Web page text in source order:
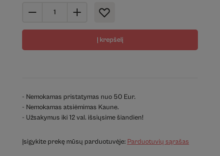
Į krepšelį
- Nemokamas pristatymas nuo 50 Eur.
- Nemokamas atsiėmimas Kaune.
- Užsakymus iki 12 val. išsiųsime šiandien!
Įsigykite prekę mūsų parduotuvėje: Parduotuvių sąrašas